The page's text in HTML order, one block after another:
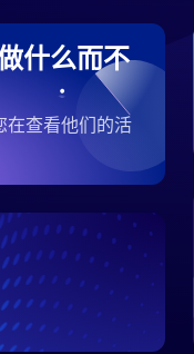
什么而不
在查看他们的活